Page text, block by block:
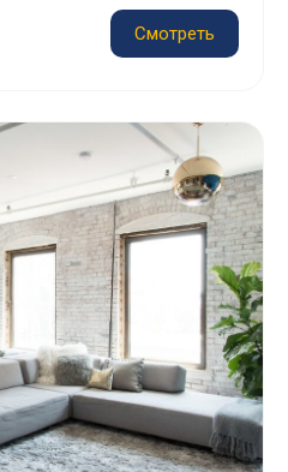
Смотреть